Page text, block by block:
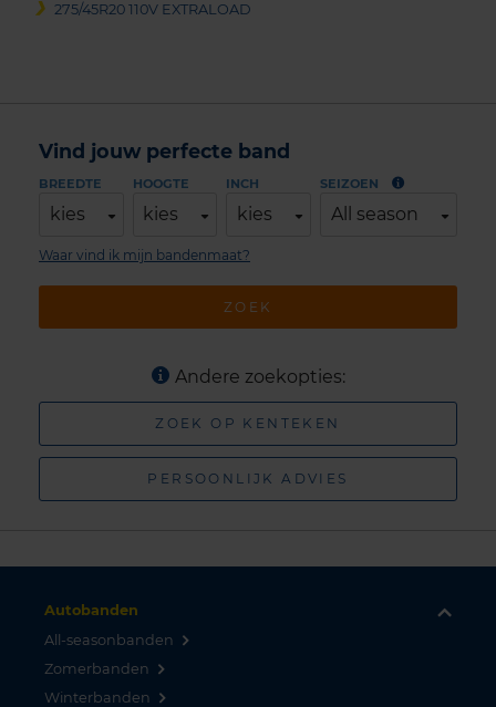
275/45R20 110V EXTRALOAD
Vind jouw perfecte band
BREEDTE
kies
HOOGTE
kies
INCH
kies
SEIZOEN
All season
ZOEK
Waar vind ik mijn bandenmaat?
Andere zoekopties:
ZOEK OP KENTEKEN
PERSOONLIJK ADVIES
Autobanden
All-seasonbanden
Zomerbanden
Winterbanden